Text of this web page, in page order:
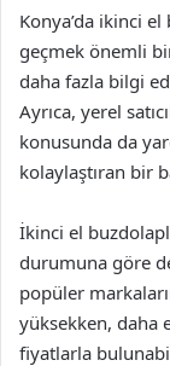
Konya’da ikinci el
geçmek önemli
daha fazla bilgi
Ayrıca, yerel
konusunda da
kolaylaştıran bir
İkinci el
durumuna göre
popüler
yüksekken, daha
fiyatlarla